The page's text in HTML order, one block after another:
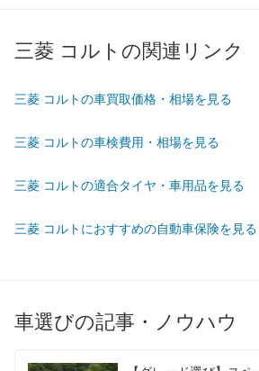
過給機 - -
前輪サイズ 175/65R14
燃費
WLTC/郊外 - -
60km定地 -
装備オプション
三菱 コルトの関連リンク
三菱 コルトの車買取価格・相場を見る
三菱 コルトの車検費用・相場を見る
三菱 コルトの適合タイヤ・車用品を見る
三菱 コルトにおすすめの自動車保険を見る
車選びの記事・ノウハウ